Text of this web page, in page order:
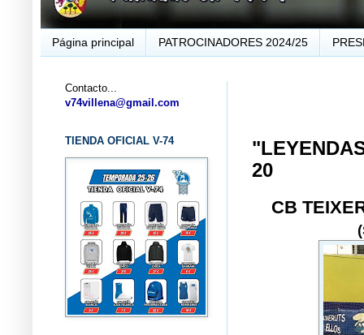
Página principal PATROCINADORES 2024/25
20
CB
Contacto...
v74villena@gmail.com
TIENDA OFICIAL V-74